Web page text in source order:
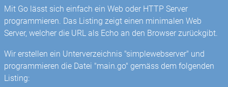
Mit Go lässt sich einfach ein Web oder HTTP Server
programmieren. Das Listing zeigt einen minimalen Web
Server, welcher die URL als Echo an den Browser zurückgibt.
Wir erstellen ein Unterverzeichnis "simplewebserver" und
programmieren die Datei "main.go" gemäss dem folgenden
Listing: